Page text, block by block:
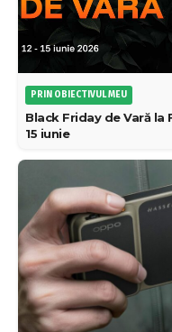
PRIN OBIECTIVUL MEU
Black Friday de Vară
15 iunie